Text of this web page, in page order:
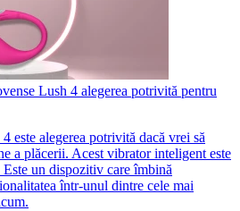
Lush 4 alegerea potrivită pentru
este alegerea potrivită dacă vrei să
a plăcerii. Acest vibrator inteligent este
un dispozitiv care îmbină
într-unul dintre cele mai